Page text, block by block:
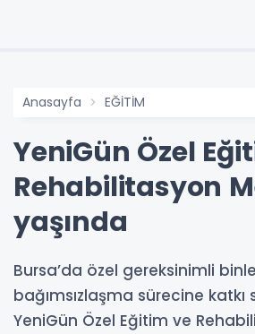
Anasayfa EĞİTİM
YeniGün Özel
Rehabilitasyon
yaşında
Bursa’da özel gereksinimli
bağımsızlaşma sürecine
YeniGün Özel Eğitim ve